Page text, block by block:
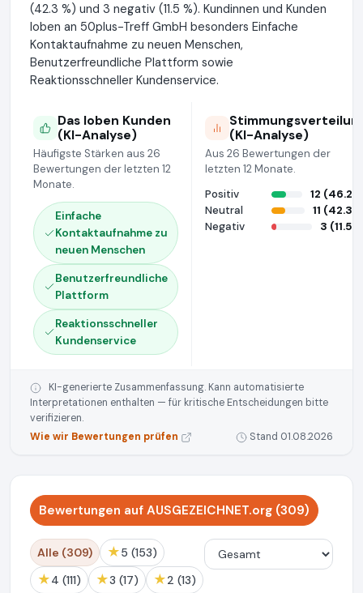
(42.3 %) und 3 negativ (11.5 %). Kundinnen und Kunden
loben an 50plus-Treff GmbH besonders Einfache
Kontaktaufnahme zu neuen Menschen,
Benutzerfreundliche Plattform sowie
Reaktionsschneller Kundenservice.
Das loben Kunden
(KI-Analyse)
Häufigste Stärken aus 26
Bewertungen der letzten 12
Monate.
Einfache
Kontaktaufnahme zu
neuen Menschen
Benutzerfreundliche
Plattform
Reaktionsschneller
Kundenservice
(KI-Analyse)
Aus 26 Bewertungen der
letzten 12 Monate.
Positiv
12
Neutral
11
Negativ
3
KI-generierte Zusammenfassung. Kann automatisierte
Interpretationen enthalten — für kritische Entscheidungen bitte
verifizieren.
Wie wir Bewertungen prüfen
Stand 01.08.2026
Bewertungen auf AUSGEZEICHNET.org (309)
Alle (309) ★ 5 (153)
★ 4 (111) ★ 3 (17) ★ 2 (13)